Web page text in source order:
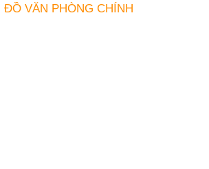
ĐỒ VĂN PHÒNG CHÍNH